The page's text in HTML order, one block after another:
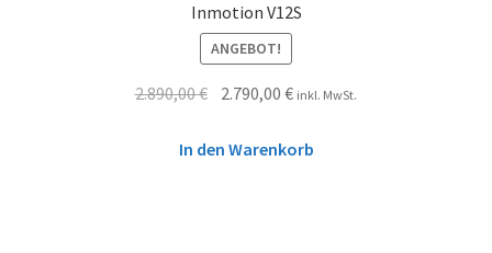
Inmotion V12S
ANGEBOT!
2.890,00€ 2.790,00€ inkl. MwSt.
In den Warenkorb